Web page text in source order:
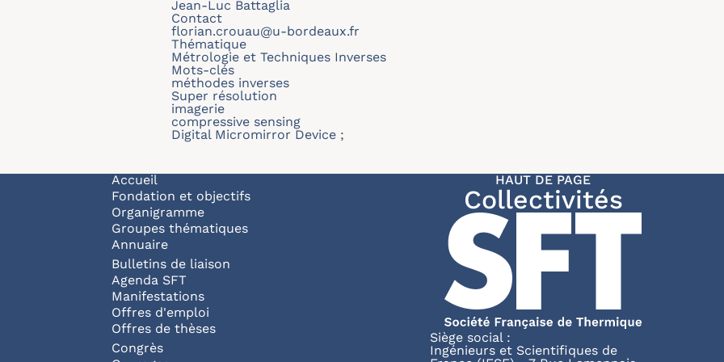
Jean-Luc Battaglia
Contact
florian.crouau@u-bordeaux.fr
Thématique
Métrologie et Techniques Inverses
Mots-clés
méthodes inverses
Super résolution
imagerie
compressive sensing
Digital Micromirror Device ;
Navigation principale
Accueil
Fondation et objectifs
Organigramme
Groupes thématiques
Annuaire
Bulletins de liaison
Agenda SFT
Manifestations
Offres d'emploi
Offres de thèses
Congrès
HAUT DE PAGE
Collectivités
Siège social :
Ingénieurs et Scientifiques de